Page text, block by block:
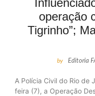
operação
Tigrinho”;
by Editoria
A Polícia Civil do Rio de
feira (7), a Operação